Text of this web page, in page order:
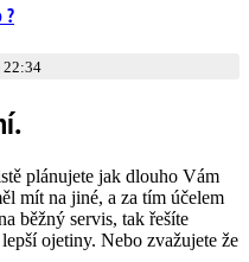
?
22:34
plánujete jak dlouho Vám
mít na jiné, a za tím účelem
běžný servis, tak řešíte
ojetiny. Nebo zvažujete že